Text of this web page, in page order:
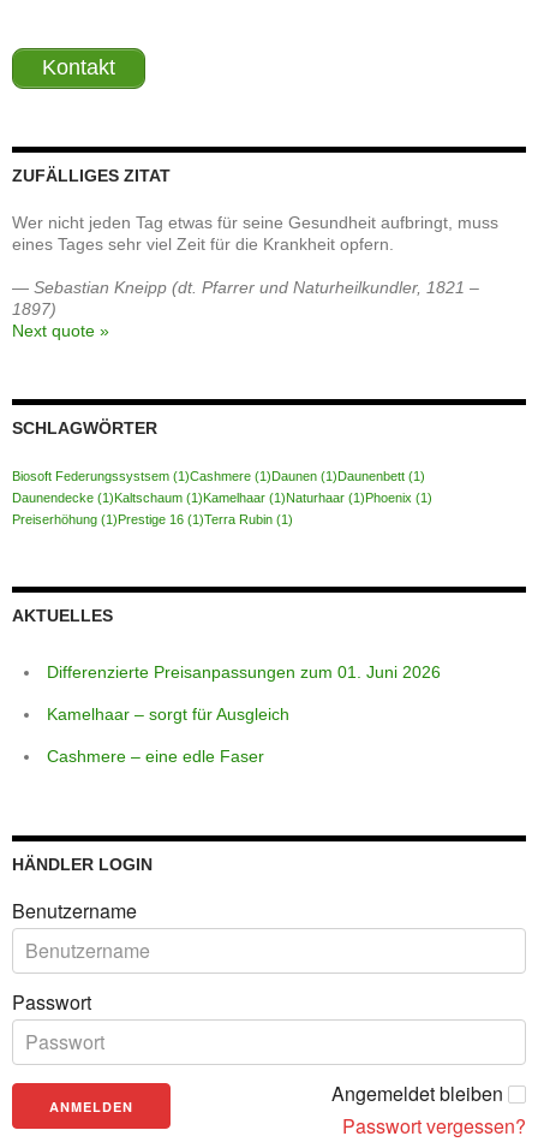
Kontakt
ZUFÄLLIGES ZITAT
Wer nicht jeden Tag etwas für seine Gesundheit aufbringt, muss
eines Tages sehr viel Zeit für die Krankheit opfern.
— Sebastian Kneipp (dt. Pfarrer und Naturheilkundler, 1821 –
1897)
Next quote »
SCHLAGWÖRTER
Biosoft Federungssystsem (1)Cashmere (1)Daunen (1)Daunenbett (1)
Daunendecke (1)Kaltschaum (1)Kamelhaar (1)Naturhaar (1)Phoenix (1)
Preiserhöhung (1)Prestige 16 (1)Terra Rubin (1)
AKTUELLES
Differenzierte Preisanpassungen zum 01. Juni 2026
Kamelhaar – sorgt für Ausgleich
Cashmere – eine edle Faser
HÄNDLER LOGIN
Benutzername
Passwort
Angemeldet bleiben
Passwort vergessen?